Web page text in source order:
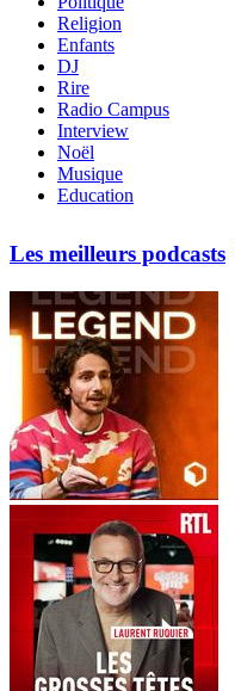
Religion
Enfants
DJ
Rire
Radio Campus
Interview
Noël
Musique
Education
Les meilleurs podcasts